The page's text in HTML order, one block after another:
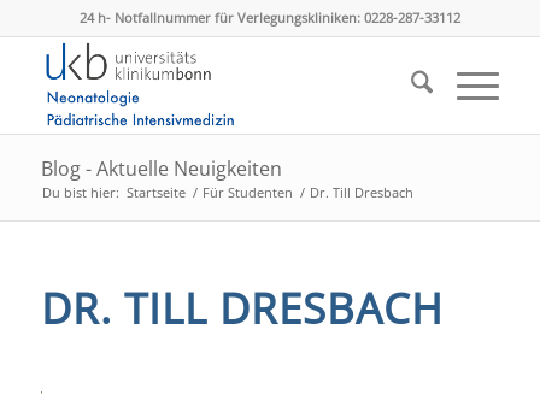
24 h- Notfallnummer für Verlegungskliniken: 0228-287-33112
Blog - Aktuelle Neuigkeiten
Du bist hier: Startseite / Für Studenten / Dr. Till Dresbach
DR. TILL DRESBACH